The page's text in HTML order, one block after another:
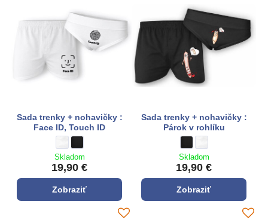
Sada trenky + nohavičky :
Face ID, Touch ID
Skladom
19,90 €
Zobraziť
Sada trenky + nohavičky :
Párok v rohlíku
Skladom
19,90 €
Zobraziť